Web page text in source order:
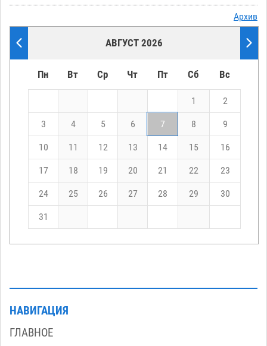
Архив
АВГУСТ 2026
Пн Вт Ср Чт Пт Сб Вс
1 2
3 4 5 6 7 8 9
10 11 12 13 14 15 16
17 18 19 20 21 22 23
24 25 26 27 28 29 30
31
НАВИГАЦИЯ
ГЛАВНОЕ